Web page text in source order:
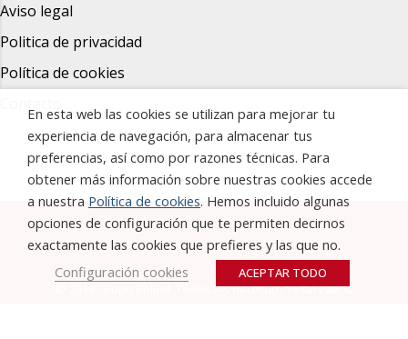
Aviso legal
Politica de privacidad
Política de cookies
© 2019 Grupo Bellod. Todos los derechos reservados
En esta web las cookies se utilizan para mejorar tu
experiencia de navegación, para almacenar tus
preferencias, así como por razones técnicas. Para
obtener más información sobre nuestras cookies accede
a nuestra Política de cookies. Hemos incluido algunas
opciones de configuración que te permiten decirnos
exactamente las cookies que prefieres y las que no.
Configuración cookies
ACEPTAR TODO